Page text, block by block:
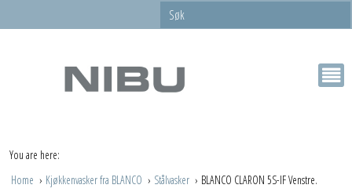
You are here:
Home
Kjøkkenvasker fra BLANCO Stålvasker BLANCO CLARON 5S-IF Venstre.